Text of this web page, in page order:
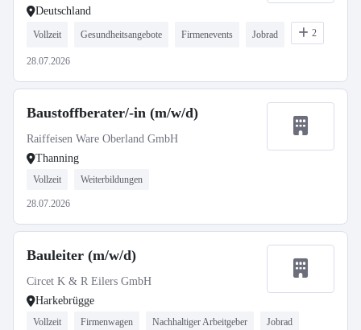
Deutschland
Vollzeit Gesundheitsangebote Firmenevents Jobrad 2
28.07.2026
Baustoffberater/-in (m/w/d)
Raiffeisen Ware Oberland GmbH
Thanning
Vollzeit Weiterbildungen
28.07.2026
Bauleiter (m/w/d)
Circet K & R Eilers GmbH
Harkebrügge
Vollzeit Firmenwagen Nachhaltiger Arbeitgeber Jobrad